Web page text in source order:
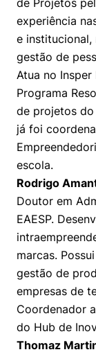
de Projetos
experiência
e institucional,
gestão de
Atua no
Programa
de projetos do
já foi
escola.
Rodrigo
Doutor em
EAESP.
marcas.
gestão de
empresas de
Coordenador
do Hub de
Thomaz